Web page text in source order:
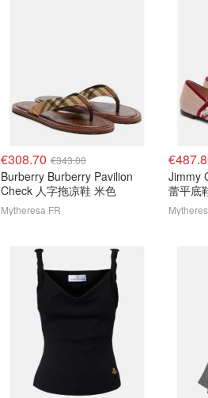
€308.70 €343.00
Burberry Burberry Pavilion
Check 人字拖凉鞋 米色
Mytheresa FR
Jimmy
蕾平底